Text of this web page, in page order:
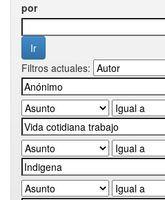
por
Filtros actuales: